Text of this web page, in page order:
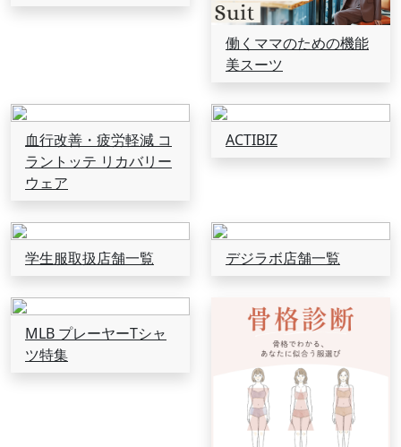
働くママのための機能
美スーツ
血行改善・疲労軽減 コ
ラントッテ リカバリー
ウェア
ACTIBIZ
学生服取扱店舗一覧 デジラボ店舗一覧
MLB プレーヤーTシャ
ツ特集